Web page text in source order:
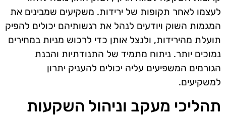
לעצמו לאחר תקופות של ירידות. משקיעים שמבינים את
המגמות השוק ויודעים לנהל את רגשותיהם יכולים להפיק
תועלת מהירידות, ולנצל אותן כדי לרכוש מניות במחירים
נמוכים יותר. ניתוח מתמיד של התנודתיות והבנת
הגורמים המשפיעים עליה יכולים להעניק יתרון
למשקיעים.
תהליכי מעקב וניהול השקעות